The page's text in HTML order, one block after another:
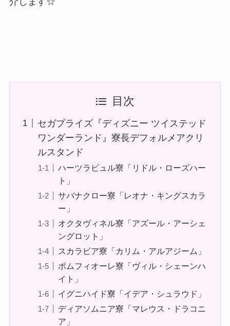
目次
セガプライズ『ディズニー ツイステッド
ワンダーランド』寮長デフォルメアクリ
ルスタンド
ハーツラビュル寮「リドル・ローズハー
ト」
サバナクロー寮「レオナ・キングスカラ
ー」
オクタヴィネル寮「アズール・アーシェ
ングロット」
スカラビア寮「カリム・アルアジーム」
ポムフィオーレ寮「ヴィル・シェーンハ
イト」
イグニハイド寮「イデア・シュラウド」
ディアソムニア寮「マレウス・ドラコニ
ア」